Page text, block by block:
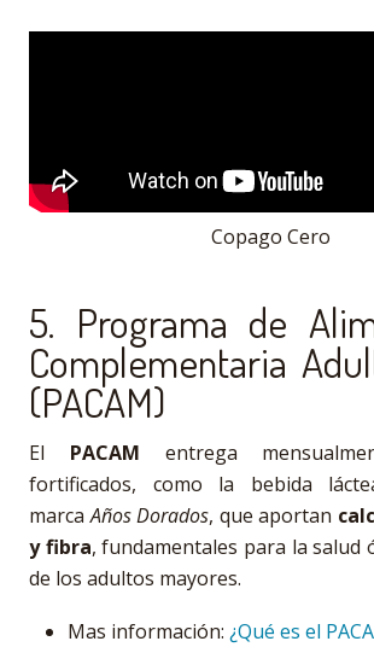
Copago Cero
5. Programa de
Complementaria
(PACAM)
El PACAM entrega
fortificados, como la bebida
marcaAños Dorados, que aportan
y fibra, fundamentales para la salud
de los adultos mayores.
Mas información: ¿Qué es el